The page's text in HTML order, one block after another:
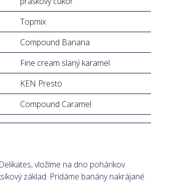
Topmix
Compound Banana
Fine cream slaný karamel
KEN Presto
Compound Caramel
vložíme na dno pohárikov.
základ. Pridáme banány nakrájané